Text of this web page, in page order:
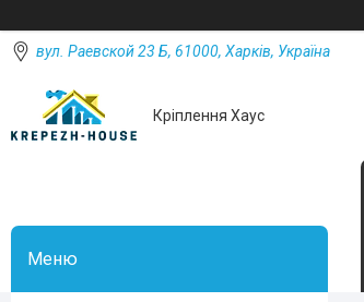
вул. Раевской 23 Б, 61000, Харків, Україна
Кріплення Хаус